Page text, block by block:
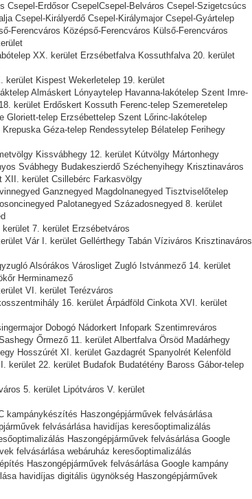
Csepel-Erdősor CsepelCsepel-Belváros Csepel-Szigetcsúcs
Csepel-Királyerdő Csepel-Királymajor Csepel-Gyártelep
Ferencváros Középső-Ferencváros Külső-Ferencváros
XX. kerület Erzsébetfalva Kossuthfalva 20. kerület
kerület Kispest Wekerletelep 19. kerület
Almáskert Lónyaytelep Havanna-lakótelep Szent Imre-
kerület Erdőskert Kossuth Ferenc-telep Szemeretelep
Gloriett-telep Erzsébettelep Szent Lőrinc-lakótelep
Géza-telep Rendessytelep Bélatelep Ferihegy
Kissvábhegy 12. kerület Kútvölgy Mártonhegy
Svábhegy Budakeszierdő Széchenyihegy Krisztinaváros
XII. kerület Csillebérc Farkasvölgy
Ganznegyed Magdolnanegyed Tisztviselőtelep
Palotanegyed Századosnegyed 8. kerület
7. kerület Erzsébetváros
Vár I. kerület Gellérthegy Tabán Víziváros Krisztinaváros
Alsórákos Városliget Zugló Istvánmező 14. kerület
Herminamező
VI. kerület Terézváros
16. kerület Árpádföld Cinkota XVI. kerület
Dobogó Nádorkert Infopark Szentimreváros
Őrmező 11. kerület Albertfalva Örsöd Madárhegy
Hosszúrét XI. kerület Gazdagrét Spanyolrét Kelenföld
kerület 22. kerület Budafok Budatétény Baross Gábor-telep
5. kerület Lipótváros V. kerület
kampánykészítés Haszongépjárművek felvásárlása
felvásárlása havidíjas keresőoptimalizálás
Haszongépjárművek felvásárlása Google
felvásárlása webáruház keresőoptimalizálás
Haszongépjárművek felvásárlása Google kampány
havidíjas digitális ügynökség Haszongépjárművek